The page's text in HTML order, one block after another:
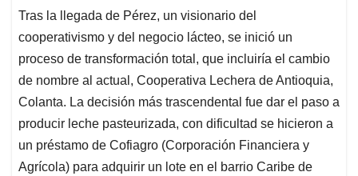
Tras la llegada de Pérez, un visionario del
cooperativismo y del negocio lácteo, se inició un
proceso de transformación total, que incluiría el cambio
de nombre al actual, Cooperativa Lechera de Antioquia,
Colanta. La decisión más trascendental fue dar el paso a
producir leche pasteurizada, con dificultad se hicieron a
un préstamo de Cofiagro (Corporación Financiera y
Agrícola) para adquirir un lote en el barrio Caribe de